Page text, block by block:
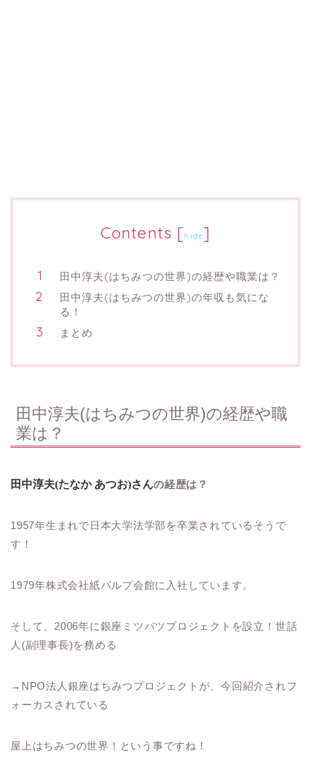
Contents [hide]
田中淳夫(はちみつの世界)の経歴や職業は？
田中淳夫(はちみつの世界)の年収も気にな
る！
まとめ
田中淳夫(はちみつの世界)の経歴や職
業は？
田中淳夫(たなか あつお)さんの経歴は？
1957年生まれで日本大学法学部を卒業されているそうで
す！
1979年株式会社紙パルプ会館に入社しています。
そして、2006年に銀座ミツバツプロジェクトを設立！世話
人(副理事長)を務める
→NPO法人銀座はちみつプロジェクトが、今回紹介されフ
ォーカスされている
屋上はちみつの世界！という事ですね！